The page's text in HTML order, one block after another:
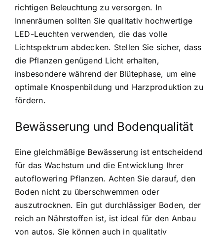
richtigen Beleuchtung zu versorgen. In
Innenräumen sollten Sie qualitativ hochwertige
LED-Leuchten verwenden, die das volle
Lichtspektrum abdecken. Stellen Sie sicher, dass
die Pflanzen genügend Licht erhalten,
insbesondere während der Blütephase, um eine
optimale Knospenbildung und Harzproduktion zu
fördern.
Bewässerung und Bodenqualität
Eine gleichmäßige Bewässerung ist entscheidend
für das Wachstum und die Entwicklung Ihrer
autoflowering Pflanzen. Achten Sie darauf, den
Boden nicht zu überschwemmen oder
auszutrocknen. Ein gut durchlässiger Boden, der
reich an Nährstoffen ist, ist ideal für den Anbau
von autos. Sie können auch in qualitativ